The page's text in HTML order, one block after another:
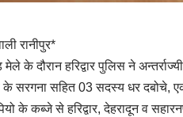
रानीपुर*
के दौरान हरिद्वार पुलिस ने
के सरगना सहित 03 सदस्य धर दबोचे,
के कब्जे से हरिद्वार, देहरादून व